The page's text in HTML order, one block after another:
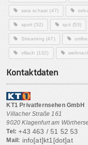
sara schaar (47)
sport (52) spö (53)
Streaming (47)
villach (132)
Kontaktdaten
KT1 Privatfernsehen GmbH
Villacher Straße 161
9020 Klagenfurt am
Tel: +43 463 / 51 52 53
Mail: info[at]kt1[dot]at